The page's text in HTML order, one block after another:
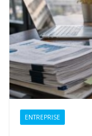
ENTREPRISE